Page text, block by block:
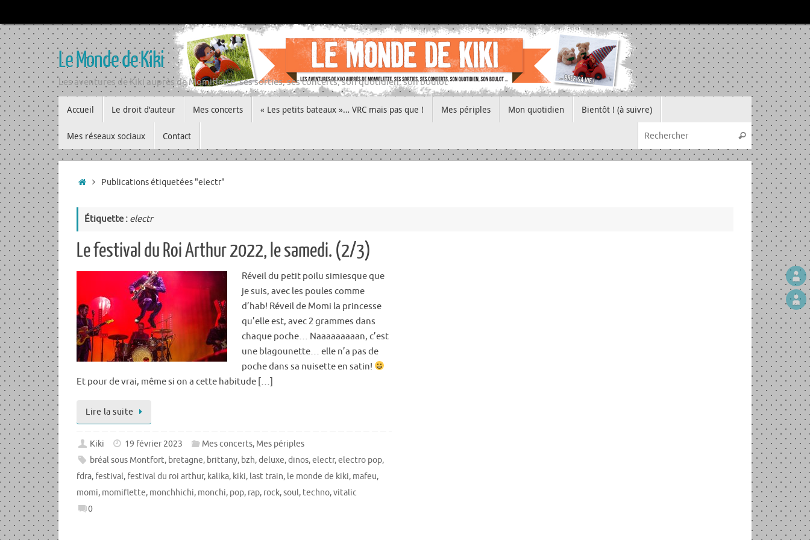
au
contenu
Le Monde de Kiki
Les aventures de Kiki auprès de Momiflette, ses sorties, ses concerts, son quotidien, son boulot
au
contenu
Accueil Le droit d’auteur Mes concerts « Les petits bateaux »… VRC mais pas que ! Mes périples Mon quotidien Bientôt ! (à suivre)
Mes réseaux sociaux Contact
Recherche
Rechercher
Accueil
Publications étiquetées "electr"
Étiquette : electr
Le festival du Roi Arthur 2022, le samedi. (2/3)
Réveil du petit poilu simiesque que
je suis, avec les poules comme
d’hab! Réveil de Momi la princesse
qu’elle est, avec 2 grammes dans
chaque poche… Naaaaaaaaan, c’est
une blagounette… elle n’a pas de
poche dans sa nuisette en satin!
Et pour de vrai, même si on a cette habitude […]
Lire la suite
Kiki 19 février 2023 Mes concerts, Mes périples
bréal sous Montfort, bretagne, brittany, bzh,deluxe,dinos,electr,electro pop,
fdra, festival, festival du roi arthur, kalika, kiki, last train, le monde de kiki, mafeu,
momi, momiflette, monchhichi, monchi, pop, rap, rock,soul, techno,vitalic
0